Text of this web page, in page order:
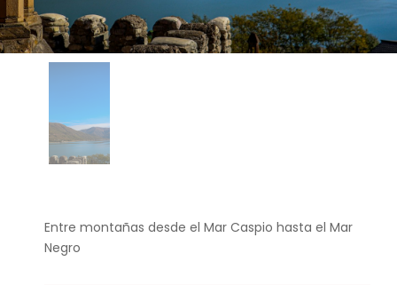
Entre montañas desde el Mar Caspio hasta el Mar
Negro